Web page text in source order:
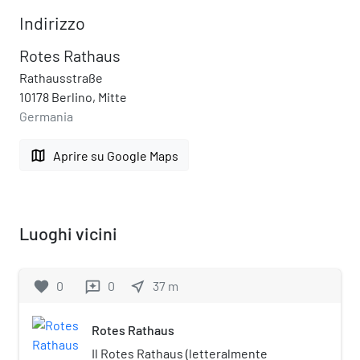
Indirizzo
Rotes Rathaus
Rathausstraße
10178 Berlino, Mitte
Germania
map Aprire su Google Maps
Luoghi vicini
favorite 0 reviews 0 near_me 37 m
Rotes Rathaus
Il Rotes Rathaus (letteralmente